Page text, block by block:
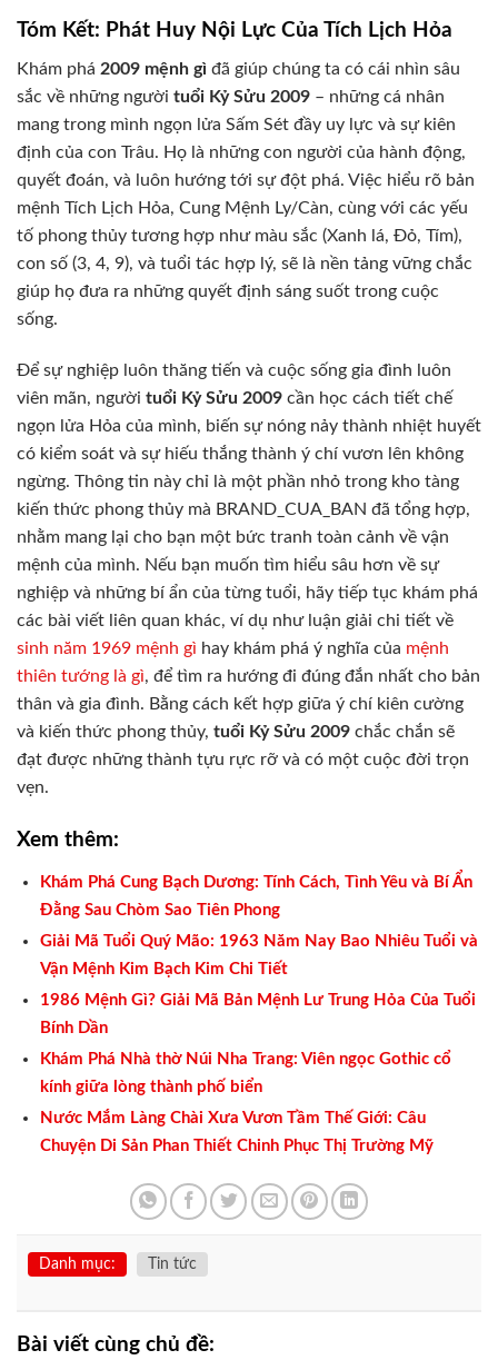
Tóm Kết: Phát Huy Nội Lực Của Tích Lịch Hỏa
Khám phá 2009 mệnh gì đã giúp chúng ta có cái nhìn sâu
sắc về những người tuổi Kỷ Sửu 2009 – những cá nhân
mang trong mình ngọn lửa Sấm Sét đầy uy lực và sự kiên
định của con Trâu. Họ là những con người của hành động,
quyết đoán, và luôn hướng tới sự đột phá. Việc hiểu rõ bản
mệnh Tích Lịch Hỏa, Cung Mệnh Ly/Càn, cùng với các yếu
tố phong thủy tương hợp như màu sắc (Xanh lá, Đỏ, Tím),
con số (3, 4, 9), và tuổi tác hợp lý, sẽ là nền tảng vững chắc
giúp họ đưa ra những quyết định sáng suốt trong cuộc
sống.
Để sự nghiệp luôn thăng tiến và cuộc sống gia đình luôn
viên mãn, người tuổi Kỷ Sửu 2009 cần học cách tiết chế
ngọn lửa Hỏa của mình, biến sự nóng nảy thành nhiệt huyết
có kiểm soát và sự hiếu thắng thành ý chí vươn lên không
ngừng. Thông tin này chỉ là một phần nhỏ trong kho tàng
kiến thức phong thủy mà BRAND_CUA_BAN đã tổng hợp,
nhằm mang lại cho bạn một bức tranh toàn cảnh về vận
mệnh của mình. Nếu bạn muốn tìm hiểu sâu hơn về sự
nghiệp và những bí ẩn của từng tuổi, hãy tiếp tục khám phá
các bài viết liên quan khác, ví dụ như luận giải chi tiết về
sinh năm 1969 mệnh gì hay khám phá ý nghĩa của mệnh
thiên tướng là gì, để tìm ra hướng đi đúng đắn nhất cho bản
thân và gia đình. Bằng cách kết hợp giữa ý chí kiên cường
và kiến thức phong thủy, tuổi Kỷ Sửu 2009 chắc chắn sẽ
đạt được những thành tựu rực rỡ và có một cuộc đời trọn
vẹn.
Xem thêm:
Khám Phá Cung Bạch Dương: Tính Cách, Tình Yêu và Bí Ẩn
Đằng Sau Chòm Sao Tiên Phong
Giải Mã Tuổi Quý Mão: 1963 Năm Nay Bao Nhiêu Tuổi và
Vận Mệnh Kim Bạch Kim Chi Tiết
1986 Mệnh Gì? Giải Mã Bản Mệnh Lư Trung Hỏa Của Tuổi
Bính Dần
Khám Phá Nhà thờ Núi Nha Trang: Viên ngọc Gothic cổ
kính giữa lòng thành phố biển
Nước Mắm Làng Chài Xưa Vươn Tầm Thế Giới: Câu
Chuyện Di Sản Phan Thiết Chinh Phục Thị Trường Mỹ
Danh mục: Tin tức
Bài viết cùng chủ đề: